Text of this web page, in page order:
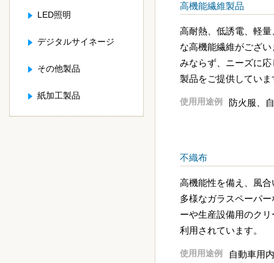
LED照明
デジタルサイネージ
その他製品
紙加工製品
高機能繊維製品
高耐熱、低誘電、軽
な高機能繊維がござ
みならず、ニーズに
製品をご提供していま
使用用途例 防火服、
不織布
高機能性を備え、風
多様なガラスペーパ
ーや生産設備用のク
利用されています。
使用用途例
自動車用